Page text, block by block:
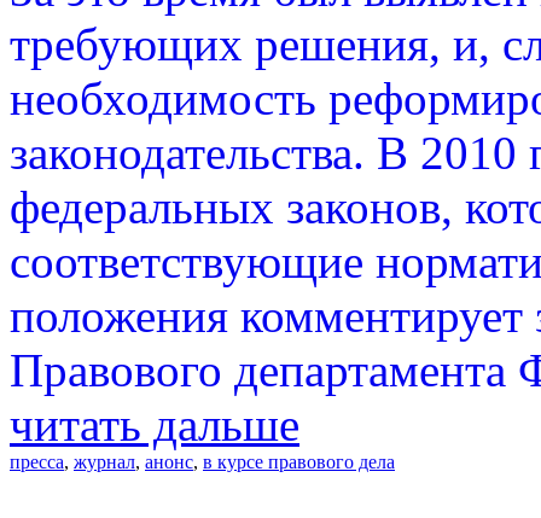
требующих решения, и,
необходимость
законодательства. В
федеральных законов,
соответствующие
положения комментирует
Правового
читать дальше
пресса, журнал, анонс, в курсе правового дела